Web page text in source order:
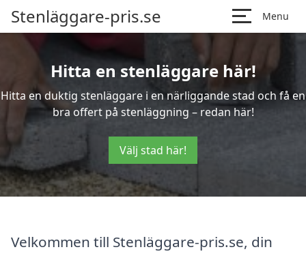
Stenläggare-pris.se Menu
Hitta en stenläggare här!
Hitta en duktig stenläggare i en närliggande stad och få en
bra offert på stenläggning – redan här!
Välj stad här!
Velkommen till Stenläggare-pris.se, din